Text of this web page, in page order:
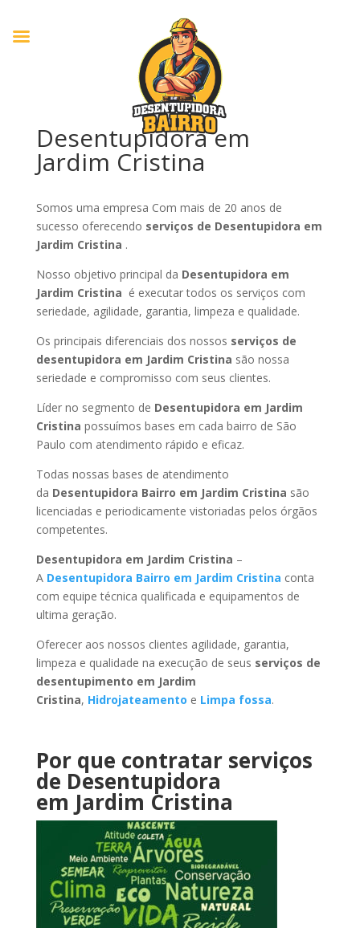
Desentupidora em
Jardim Cristina
Somos uma empresa Com mais de 20 anos de
sucesso oferecendo serviços de Desentupidora em
Jardim Cristina .
Nosso objetivo principal da Desentupidora em
Jardim Cristina é executar todos os serviços com
seriedade, agilidade, garantia, limpeza e qualidade.
Os principais diferenciais dos nossos serviços de
desentupidora em Jardim Cristina são nossa
seriedade e compromisso com seus clientes.
Líder no segmento de Desentupidora em Jardim
Cristina possuímos bases em cada bairro de São
Paulo com atendimento rápido e eficaz.
Todas nossas bases de atendimento
da Desentupidora Bairro em Jardim Cristina são
licenciadas e periodicamente vistoriadas pelos órgãos
competentes.
Desentupidora em Jardim Cristina –
A Desentupidora Bairro em Jardim Cristina conta
com equipe técnica qualificada e equipamentos de
ultima geração.
Oferecer aos nossos clientes agilidade, garantia,
limpeza e qualidade na execução de seus serviços de
desentupimento em Jardim
Cristina, Hidrojateamento e Limpa fossa.
Por que contratar serviços
de Desentupidora
em Jardim Cristina